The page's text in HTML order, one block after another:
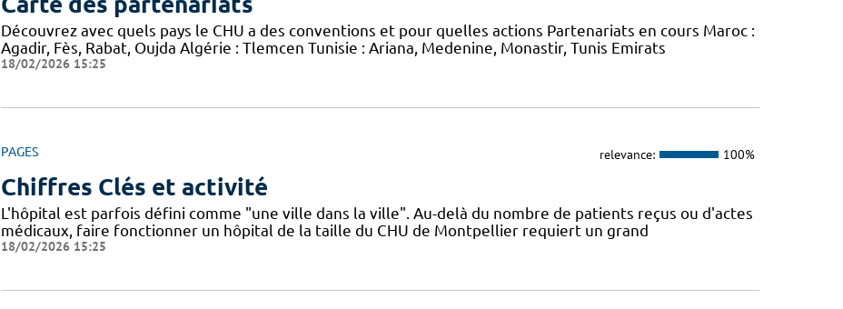
Découvrez avec quels pays le CHU a des conventions et pour quelles actions Partenariats en cours Maroc :
Agadir, Fès, Rabat, Oujda Algérie : Tlemcen Tunisie : Ariana, Medenine, Monastir, Tunis Emirats
18/02/2026 15:25
PAGES relevance: 100%
Chiffres Clés et activité
L'hôpital est parfois défini comme "une ville dans la ville". Au-delà du nombre de patients reçus ou d'actes
médicaux, faire fonctionner un hôpital de la taille du CHU de Montpellier requiert un grand
18/02/2026 15:25